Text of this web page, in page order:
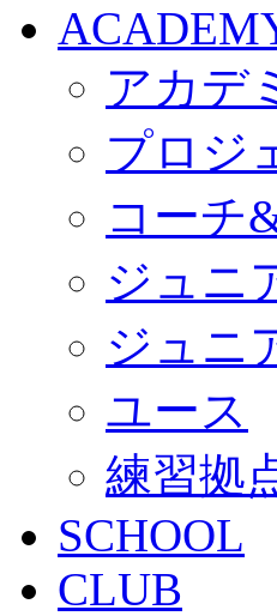
アカデ
プロジ
コーチ
ジュニ
ジュニ
ユース
練習拠
SCHOOL
CLUB